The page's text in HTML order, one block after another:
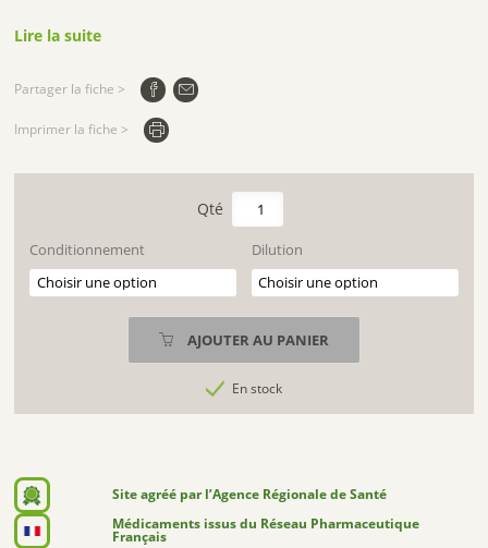
Lire la suite
Partager la fiche >
Imprimer la fiche >
Conditionnement Dilution
quantité
de
ARSENICUM
ALBUM
AJOUTER AU PANIER
En stock
Site agréé par l’Agence Régionale de Santé
Médicaments issus du Réseau Pharmaceutique
Français